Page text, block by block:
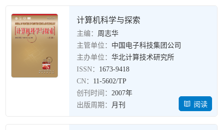
计算机科学与探索
主编： 周志华
主管单位： 中国电子科技集团公司
主办单位：华北计算技术研究所
ISSN： 1673-9418
CN： 11-5602/TP
创刊时间：2007年
出版周期： 月刊 阅读